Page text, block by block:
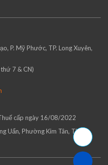
P. Mỹ Phước, TP. Long Xuyên,
7 & CN)
cấp ngày 16/08/2022
Uẩn, Phường Kim Tân, Thành